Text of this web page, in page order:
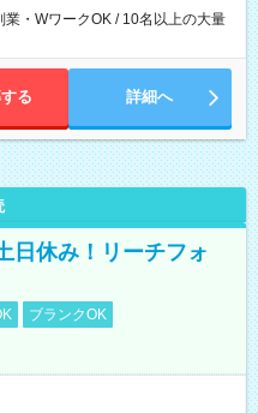
業・WワークOK / 10名以上の大量
る 詳細へ
日休み！リーチフォ
ブランクOK